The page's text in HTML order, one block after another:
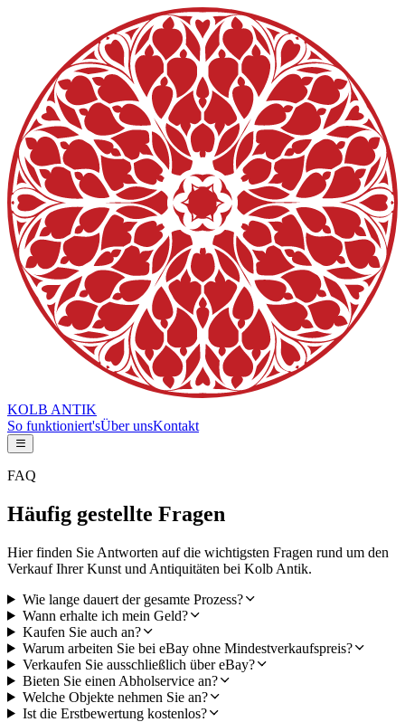
KOLB ANTIK
So funktioniert'sÜber unsKontakt
FAQ
Häufig gestellte Fragen
Hier finden Sie Antworten auf die wichtigsten Fragen rund um den
Verkauf Ihrer Kunst und Antiquitäten bei Kolb Antik.
Wie lange dauert der gesamte Prozess?
Wann erhalte ich mein Geld?
Kaufen Sie auch an?
Warum arbeiten Sie bei eBay ohne Mindestverkaufspreis?
Verkaufen Sie ausschließlich über eBay?
Bieten Sie einen Abholservice an?
Welche Objekte nehmen Sie an?
Ist die Erstbewertung kostenlos?